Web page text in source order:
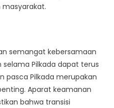
masyarakat.
semangat kebersamaan
Pilkada dapat terus
pasca Pilkada merupakan
Aparat keamanan
bahwa transisi